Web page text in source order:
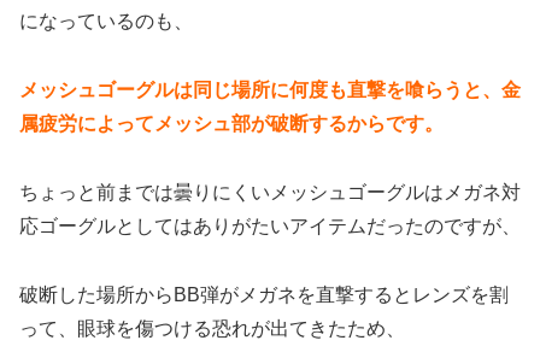
になっているのも、
メッシュゴーグルは同じ場所に何度も直撃を喰らうと、金
属疲労によってメッシュ部が破断するからです。
ちょっと前までは曇りにくいメッシュゴーグルはメガネ対
応ゴーグルとしてはありがたいアイテムだったのですが、
破断した場所からBB弾がメガネを直撃するとレンズを割
って、眼球を傷つける恐れが出てきたため、